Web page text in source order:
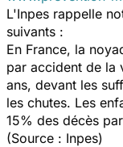
L'Inpes rappelle
suivants :
En France, la
par accident de la
ans, devant les
les chutes. Les
15% des décès
(Source : Inpes)